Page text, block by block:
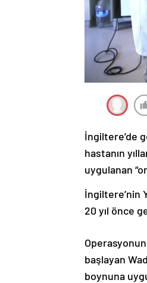
İngiltere’de
hastanın
uygulanan
İngiltere’nin
20 yıl önce
başlayan
boynuna